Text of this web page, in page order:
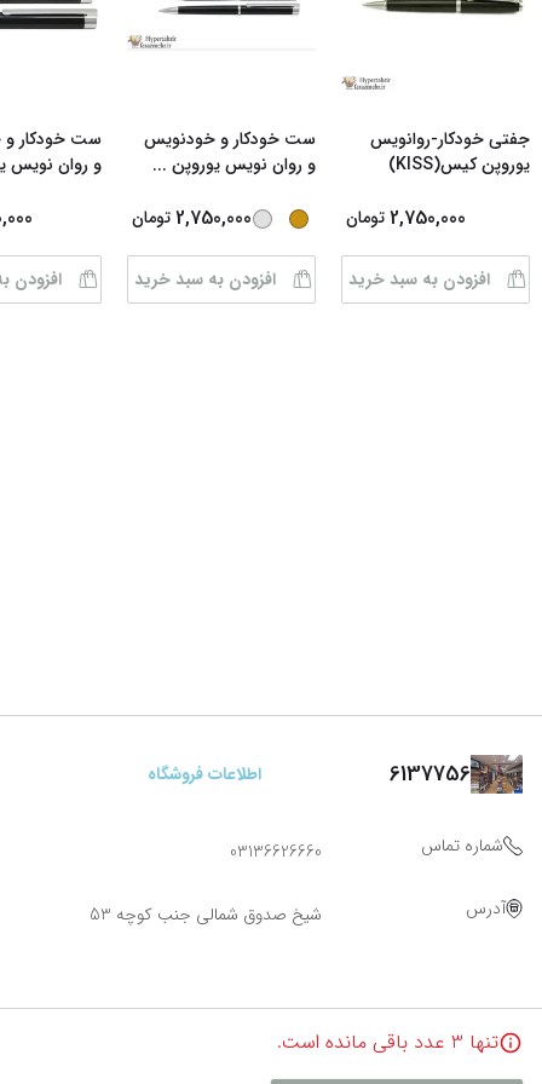
جفتی خودکار-روانویس
یوروپن کیس(KISS)
2,750,000 تومان
افزودن به سبد خرید
ست خودکار و خودنویس
و روان نویس یوروپن ...
2,750,000 تومان
افزودن به سبد خرید
ست خودکار
و روان نویس
افزودن
تنها 3 عدد باقی مانده است.
6137756 اطلاعات فروشگاه
شماره تماس 03136626660
آدرس شیخ صدوق شمالی جنب کوچه 53